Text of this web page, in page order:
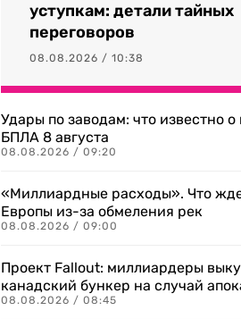
уступкам: детали тайных
переговоров
08.08.2026 / 10:38
Удары по заводам: что известно о
БПЛА 8 августа
08.08.2026 / 09:20
«Миллиардные расходы». Что
Европы из-за обмеления рек
08.08.2026 / 09:00
Проект Fallout: миллиардеры
канадский бункер на случай
08.08.2026 / 08:45